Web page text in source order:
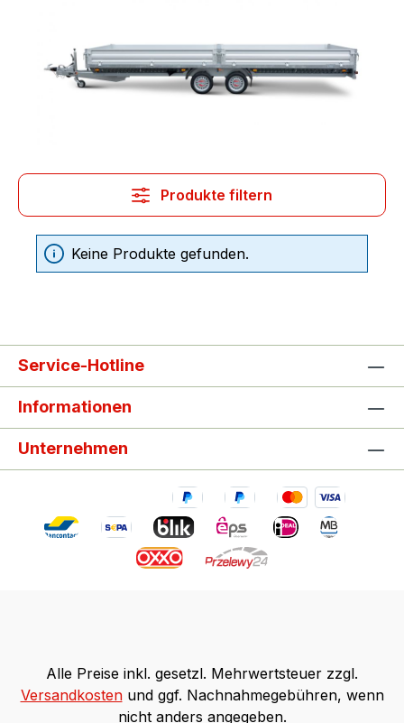
Produkte filtern
Keine Produkte gefunden.
Service-Hotline
Informationen
Unternehmen
Alle Preise inkl. gesetzl. Mehrwertsteuer zzgl.
Versandkostenund ggf. Nachnahmegebühren, wenn
nicht anders angegeben.